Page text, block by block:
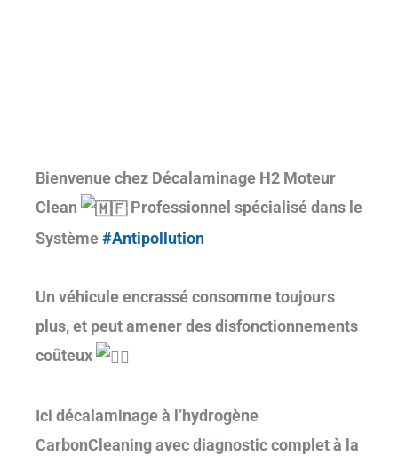
Bienvenue chez Décalaminage H2 Moteur
Clean
Professionnel spécialisé dans le
Système#Antipollution
Un véhicule encrassé consomme toujours
plus, et peut amener des disfonctionnements
coûteux
Ici décalaminage à l’hydrogène
CarbonCleaning avec diagnostic complet à la